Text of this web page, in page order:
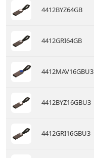
4412BYZ64GB
4412GRI64GB
4412MAV16GBU3
4412BYZ16GBU3
4412GRI16GBU3